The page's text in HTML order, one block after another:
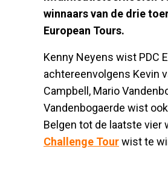
winnaars van de drie
European Tours.
Kenny Neyens wist PDC
achtereenvolgens Kevin
Campbell, Mario
Vandenbogaerde wist ook
Belgen tot de laatste vier
Challenge Tourwist te